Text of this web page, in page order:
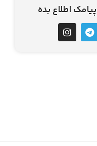
اطلاع بده